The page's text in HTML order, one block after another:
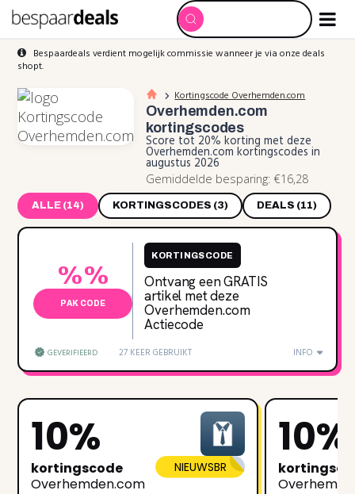
Bespaardeals verdient mogelijk commissie wanneer je via onze deals
shopt.
Kortingscode Overhemden.com
Overhemden.com
kortingscodes
Score tot 20% korting met deze
Overhemden.com kortingscodes in
augustus 2026
Gemiddelde besparing: €16,28
ALLE (14) KORTINGSCODES (3) DEALS (11)
%%
PAK CODE
KORTINGSCODE
Ontvang een GRATIS
artikel met deze
Overhemden.com
Actiecode
GEVERIFIEERD 27 KEER GEBRUIKT INFO
10%
kortingscode
Overhemden.com
NIEUWSBR
10%